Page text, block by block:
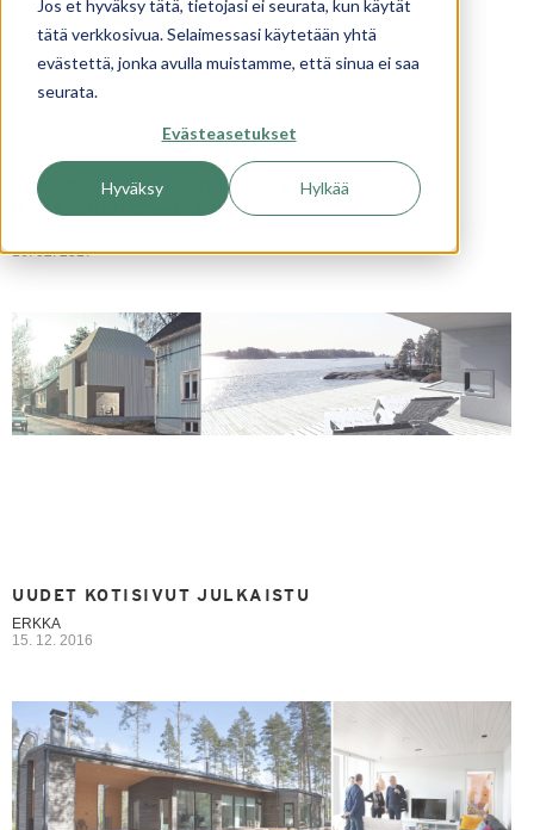
Jos et hyväksy tätä, tietojasi ei seurata, kun käytät
tätä verkkosivua. Selaimessasi käytetään yhtä
evästettä, jonka avulla muistamme, että sinua ei saa
seurata.
Evästeasetukset
Hyväksy Hylkää
SUNHOUSE KUOPION JA JYVÄSKYLÄN
RAKENNUSMESSUILLA
16. 02. 2017
UUDET KOTISIVUT JULKAISTU
ERKKA
15. 12. 2016